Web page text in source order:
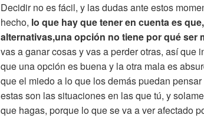
Decidir no es fácil, y las dudas ante estos
hecho, lo que hay que tener en cuenta es
alternativas,una opción no tiene por qué ser
vas a ganar cosas y vas a perder otras, así que
que una opción es buena y la otra mala es
que el miedo a lo que los demás puedan
estas son las situaciones en las que tú, y
que hagas, porque lo que se va a ver afectado